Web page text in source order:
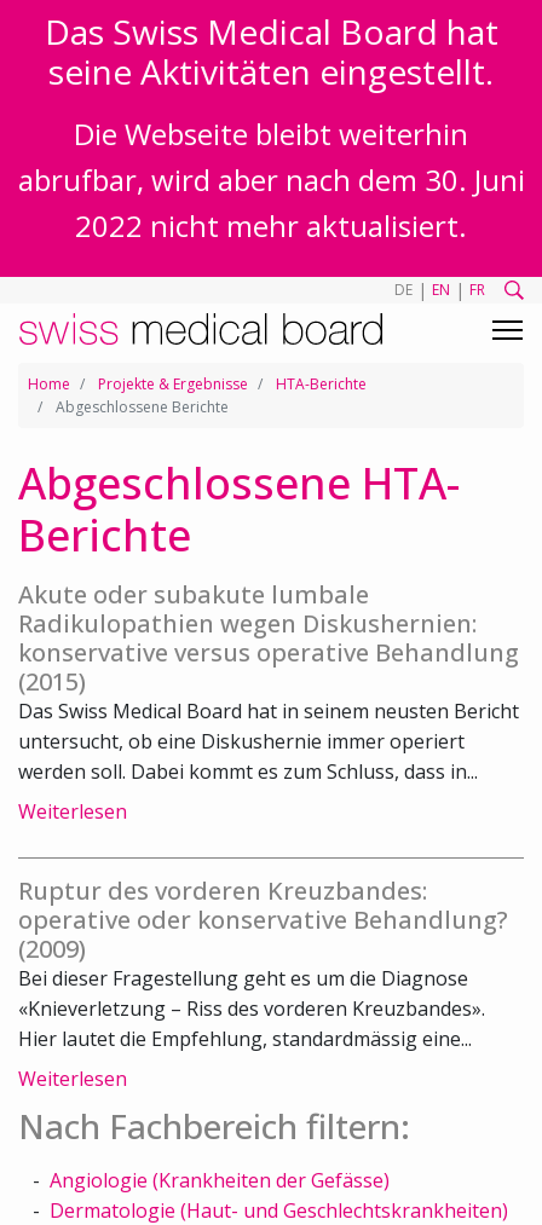
Das Swiss Medical Board hat
seine Aktivitäten eingestellt.
Die Webseite bleibt weiterhin
abrufbar, wird aber nach dem 30. Juni
2022 nicht mehr aktualisiert.
DE | EN | FR
Home Projekte & Ergebnisse
HTA-Berichte
Abgeschlossene Berichte
Abgeschlossene HTA-
Berichte
Akute oder subakute lumbale
Radikulopathien wegen Diskushernien:
konservative versus operative Behandlung
(2015)
Das Swiss Medical Board hat in seinem neusten Bericht
untersucht, ob eine Diskushernie immer operiert
werden soll. Dabei kommt es zum Schluss, dass in...
Weiterlesen
Ruptur des vorderen Kreuzbandes:
operative oder konservative Behandlung?
(2009)
Bei dieser Fragestellung geht es um die Diagnose
«Knieverletzung – Riss des vorderen Kreuzbandes».
Hier lautet die Empfehlung, standardmässig eine...
Weiterlesen
Nach Fachbereich filtern:
Angiologie (Krankheiten der Gefässe)
Dermatologie (Haut- und Geschlechtskrankheiten)